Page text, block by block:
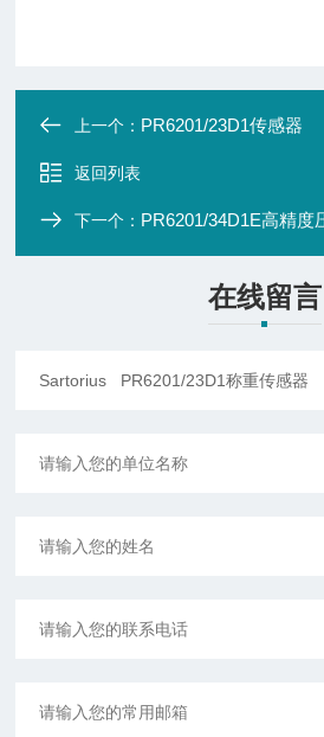
上一个： PR6201/23D1传感器
返回列表
下一个： PR6201/34D1E高精度
在线留言